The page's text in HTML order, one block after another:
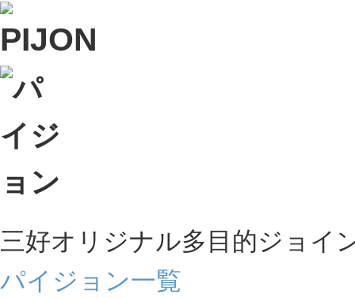
三好オリジナル多目的ジョイ
パイジョン一覧